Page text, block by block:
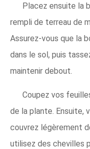
Placez ensuite la
rempli de terreau de
Assurez-vous que la
dans le sol, puis
maintenir debout.
Coupez vos
de la plante. Ensuite,
couvrez légèrement
utilisez des chevilles